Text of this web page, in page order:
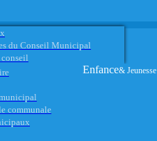
du Conseil Municipal
communale
Enfance& Jeunesse